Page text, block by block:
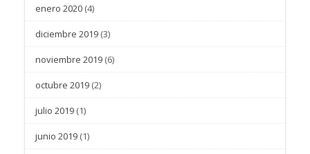
enero 2020 (4)
diciembre 2019 (3)
noviembre 2019 (6)
octubre 2019 (2)
julio 2019 (1)
junio 2019 (1)